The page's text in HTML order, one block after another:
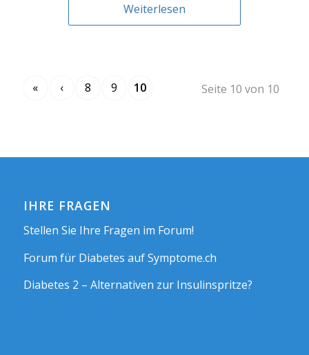
Weiterlesen
Seite 10 von 10
« ‹ 8 9 10
IHRE FRAGEN
Stellen Sie Ihre Fragen im Forum!
Forum für Diabetes auf Symptome.ch
Diabetes 2 – Alternativen zur Insulinspritze?